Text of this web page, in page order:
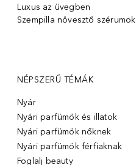
Luxus az üvegben
Szempilla növesztő szérumok
NÉPSZERŰ TÉMÁK
Nyár
Nyári parfümök és illatok
Nyári parfümök nőknek
Nyári parfümök férfiaknak
Foglalj beauty